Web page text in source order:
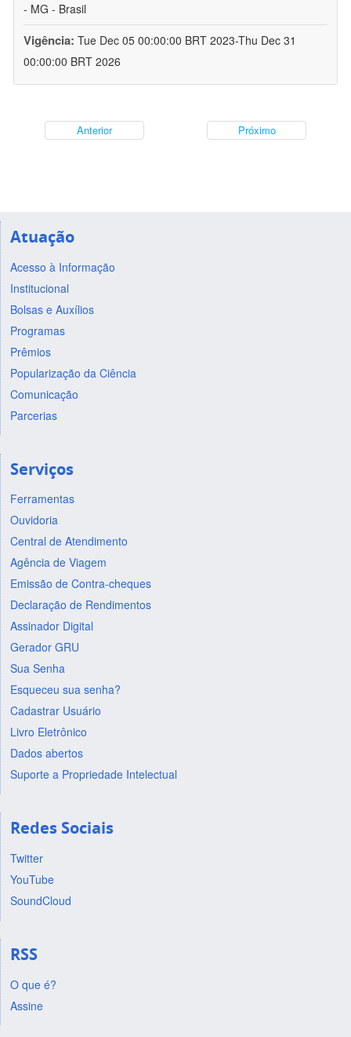
- MG - Brasil
Vigência: Tue Dec 05 00:00:00 BRT 2023-Thu Dec 31
00:00:00 BRT 2026
Anterior Próximo
Atuação
Acesso à Informação
Institucional
Bolsas e Auxílios
Programas
Prêmios
Popularização da Ciência
Comunicação
Parcerias
Serviços
Ferramentas
Ouvidoria
Central de Atendimento
Agência de Viagem
Emissão de Contra-cheques
Declaração de Rendimentos
Assinador Digital
Gerador GRU
Sua Senha
Esqueceu sua senha?
Cadastrar Usuário
Livro Eletrônico
Dados abertos
Suporte a Propriedade Intelectual
Redes Sociais
Twitter
YouTube
SoundCloud
RSS
O que é?
Assine